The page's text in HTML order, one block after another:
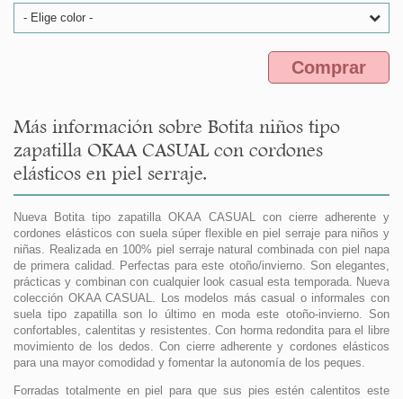
- Elige color -
Comprar
Más información sobre Botita niños tipo
zapatilla OKAA CASUAL con cordones
elásticos en piel serraje.
Nueva Botita tipo zapatilla OKAA CASUAL con cierre adherente y
cordones elásticos con suela súper flexible en piel serraje para niños y
niñas. Realizada en 100% piel serraje natural combinada con piel napa
de primera calidad. Perfectas para este otoño/invierno. Son elegantes,
prácticas y combinan con cualquier look casual esta temporada. Nueva
colección OKAA CASUAL. Los modelos más casual o informales con
suela tipo zapatilla son lo último en moda este otoño-invierno. Son
confortables, calentitas y resistentes. Con horma redondita para el libre
movimiento de los dedos. Con cierre adherente y cordones elásticos
para una mayor comodidad y fomentar la autonomía de los peques.
Forradas totalmente en piel para que sus pies estén calentitos este